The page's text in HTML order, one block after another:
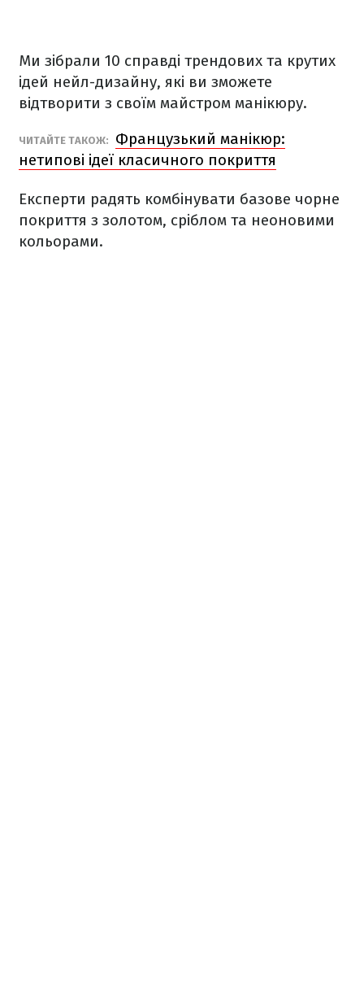
Ми зібрали 10 справді трендових та крутих
ідей нейл-дизайну, які ви зможете
відтворити з своїм майстром манікюру.
ЧИТАЙТЕ ТАКОЖ:
Французький манікюр:
нетипові ідеї класичного покриття
Експерти радять комбінувати базове чорне
покриття з золотом, сріблом та неоновими
кольорами.